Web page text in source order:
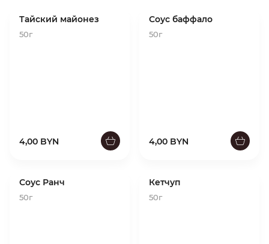
Тайский майонез
50г
4,00 BYN
Соус баффало
50г
4,00 BYN
Соус Ранч
50г
Кетчуп
50г